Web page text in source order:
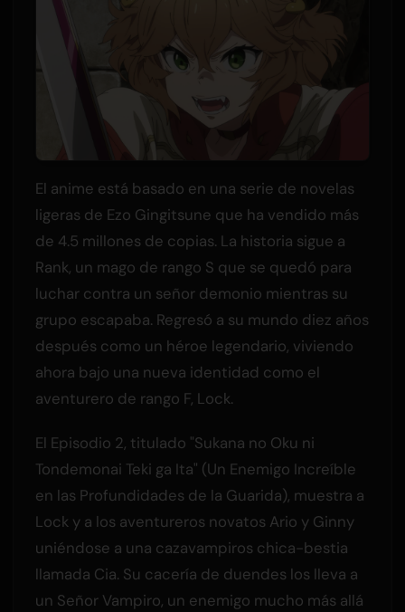
El anime está basado en una serie de novelas
ligeras de Ezo Gingitsune que ha vendido más
de 4.5 millones de copias. La historia sigue a
Rank, un mago de rango S que se quedó para
luchar contra un señor demonio mientras su
grupo escapaba. Regresó a su mundo diez años
después como un héroe legendario, viviendo
ahora bajo una nueva identidad como el
aventurero de rango F, Lock.
El Episodio 2, titulado "Sukana no Oku ni
Tondemonai Teki ga Ita" (Un Enemigo Increíble
en las Profundidades de la Guarida), muestra a
Lock y a los aventureros novatos Ario y Ginny
uniéndose a una cazavampiros chica-bestia
llamada Cia. Su cacería de duendes los lleva a
un Señor Vampiro, un enemigo mucho más allá